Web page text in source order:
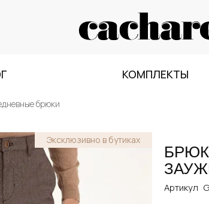
КОМПЛЕКТЫ
брюки
Эксклюзивно в бутиках
Артикул